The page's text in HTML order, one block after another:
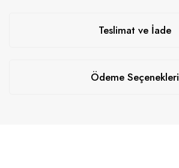
Teslimat ve İade
Ödeme Seçenekleri